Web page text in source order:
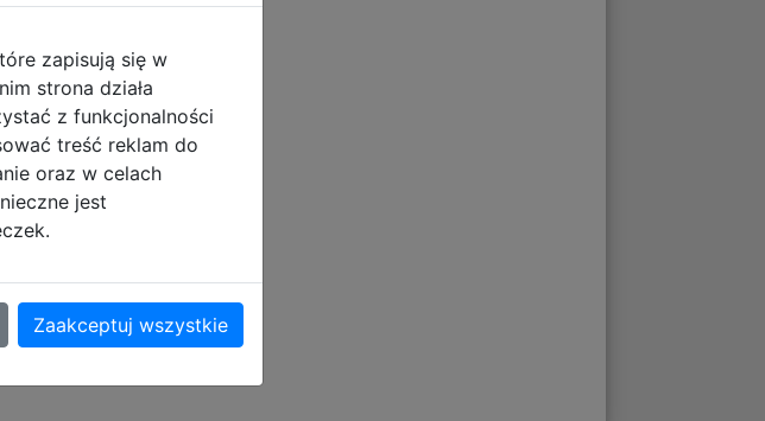
zapisują się w
strona działa
z funkcjonalności
treść reklam do
oraz w celach
jest
Zaakceptuj wszystkie